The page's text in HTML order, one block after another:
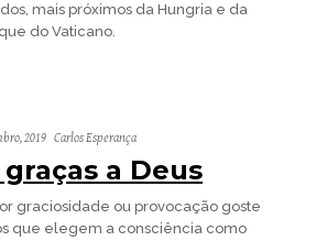
mais próximos da Hungria e da
do Vaticano.
2019 Carlos Esperança
a Deus
graciosidade ou provocação goste
que elegem a consciência como